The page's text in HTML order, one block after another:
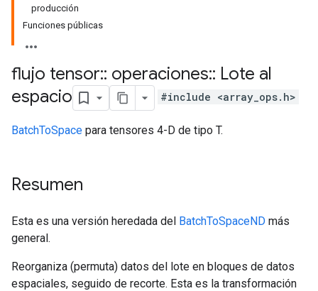
producción
Funciones públicas
flujo tensor:: operaciones:: Lote al
espacio
#include <array_ops.h>
BatchToSpace para tensores 4-D de tipo T.
Resumen
Esta es una versión heredada del BatchToSpaceND más
general.
Reorganiza (permuta) datos del lote en bloques de datos
espaciales, seguido de recorte. Esta es la transformación